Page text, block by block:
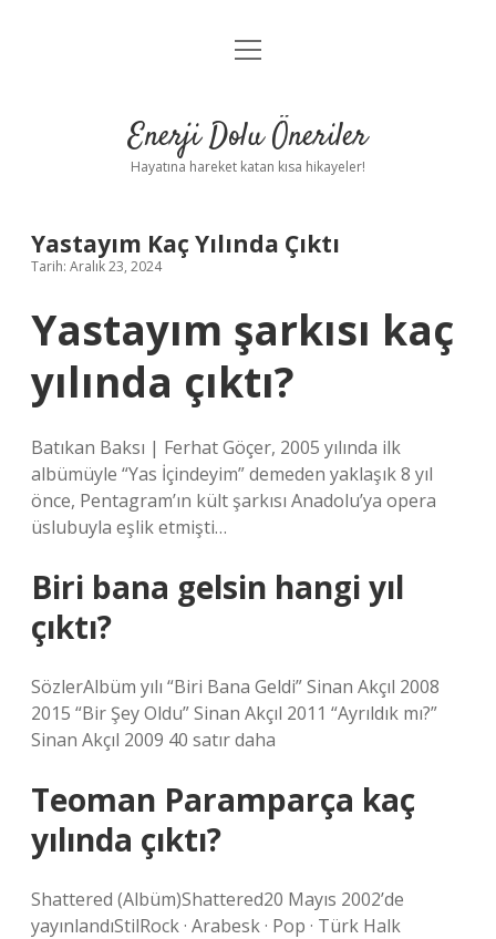
Anasayfa
Yasal Uyarı
menüyü
Enerji Dolu Öneriler
Hayatına hareket katan kısa hikayeler!
Yastayım Kaç Yılında Çıktı
Tarih: Aralık 23, 2024
Yastayım şarkısı kaç
yılında çıktı?
Batıkan Baksı | Ferhat Göçer, 2005 yılında ilk
albümüyle “Yas İçindeyim” demeden yaklaşık 8 yıl
önce, Pentagram’ın kült şarkısı Anadolu’ya opera
üslubuyla eşlik etmişti…
Biri bana gelsin hangi yıl
çıktı?
SözlerAlbüm yılı “Biri Bana Geldi” Sinan Akçıl 2008
2015 “Bir Şey Oldu” Sinan Akçıl 2011 “Ayrıldık mı?”
Sinan Akçıl 2009 40 satır daha
Teoman Paramparça kaç
yılında çıktı?
Shattered (Albüm)Shattered20 Mayıs 2002’de
yayınlandıStilRock · Arabesk · Pop · Türk Halk